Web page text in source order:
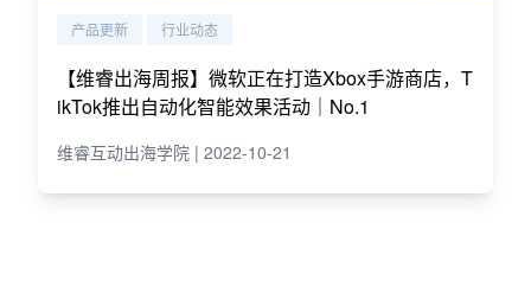
产品更新 行业动态
【维睿出海周报】微软正在打造Xbox手游商店，T
ikTok推出自动化智能效果活动｜No.1
维睿互动出海学院 | 2022-10-21